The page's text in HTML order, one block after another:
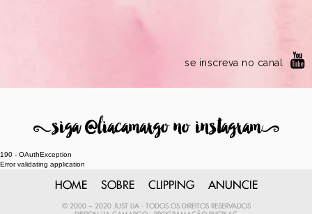
se inscreva no canal
8siga @liacamargo no instagram9
190 - OAuthException
Error validating application
HOME SOBRE CLIPPING ANUNCIE
© 2000 ~ 2020 JUST LIA - TODOS OS DIREITOS RESERVADOS